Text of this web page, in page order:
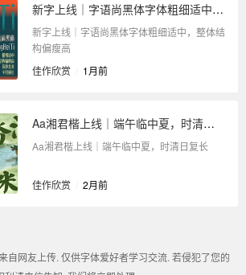
新字上线｜字语尚黑体字体粗细适中，整体结构偏瘦高
新字上线｜字语尚黑体字体粗细适中，整体结
构偏瘦高
佳作欣赏
1月前
Aa湘君楷上线｜端午临中夏，时清日复长
Aa湘君楷上线｜端午临中夏，时清日复长
佳作欣赏 2月前
自网友上传. 仅供字体爱好者学习交流. 若侵犯了您的